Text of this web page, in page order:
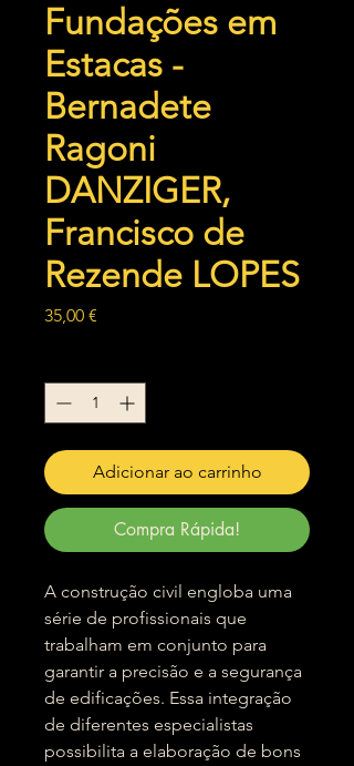
Fundações em
Estacas -
Bernadete
Ragoni
DANZIGER,
Francisco de
Rezende LOPES
35,00 €
Adicionar ao carrinho
Compra Rápida!
A construção civil engloba uma
série de profissionais que
trabalham em conjunto para
garantir a precisão e a segurança
de edificações. Essa integração
de diferentes especialistas
possibilita a elaboração de bons